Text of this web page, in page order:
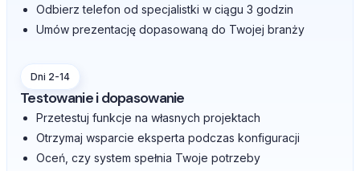
Odbierz telefon od specjalistki w ciągu 3 godzin
Umów prezentację dopasowaną do Twojej branży
Dni 2-14
Testowanie i dopasowanie
Przetestuj funkcje na własnych projektach
Otrzymaj wsparcie eksperta podczas konfiguracji
Oceń, czy system spełnia Twoje potrzeby